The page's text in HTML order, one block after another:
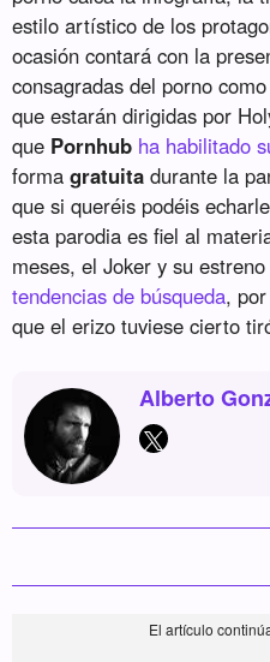
estilo artístico de los
ocasión contará con la
consagradas del porno
que estarán dirigidas por
que Pornhub ha habilitado
formagratuita durante la
que si queréis podéis
esta parodia es fiel al
meses, el Joker y su
tendencias de búsqueda,
que el erizo tuviese cierto
Alberto